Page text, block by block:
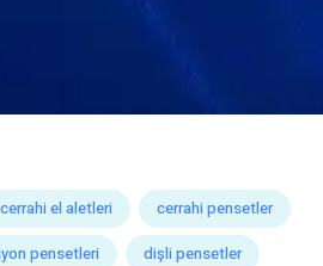
cerrahi el aletleri
cerrahi pensetler
pensetleri
dişli pensetler